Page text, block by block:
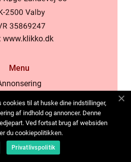
www.klikko.dk
Menu
Cookies
oss
Sitemap
cookies til at huske dine indstillinger,
af indhold og annoncer. Denne
Ved fortsat brug af websiden
du cookiepolitikken.
Privatlivspolitik